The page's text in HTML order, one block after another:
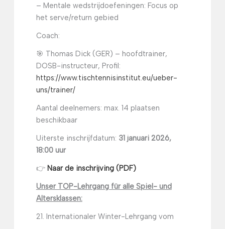
– Mentale wedstrijdoefeningen: Focus op
het serve/return gebied
Coach:
🎯 Thomas Dick (GER) – hoofdtrainer,
DOSB-instructeur, Profil:
https://www.tischtennisinstitut.eu/ueber-
uns/trainer/
Aantal deelnemers: max. 14 plaatsen
beschikbaar
Uiterste inschrijfdatum: 31 januari 2026,
18:00 uur
👉 Naar de inschrijving (PDF)
Unser TOP-Lehrgang für alle Spiel- und
Altersklassen:
21. Internationaler Winter-Lehrgang vom